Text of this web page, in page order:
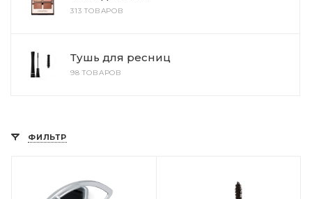
313 ТОВАРОВ
Тушь для ресниц
98 ТОВАРОВ
ФИЛЬТР